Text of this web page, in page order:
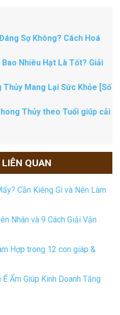
Sợ Không? Cách Hoá
Nhiêu Hạt Là Tốt? Giải
Mang Lại Sức Khỏe [Số
Thủy theo Tuổi giúp cải
QUAN
Cần Kiêng Gì và Nên Làm
Nhân và 9 Cách Giải Vận
Hợp trong 12 con giáp &
Ẩm Giúp Kinh Doanh Tăng